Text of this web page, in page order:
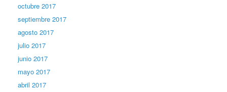
octubre 2017
septiembre 2017
agosto 2017
julio 2017
junio 2017
mayo 2017
abril 2017